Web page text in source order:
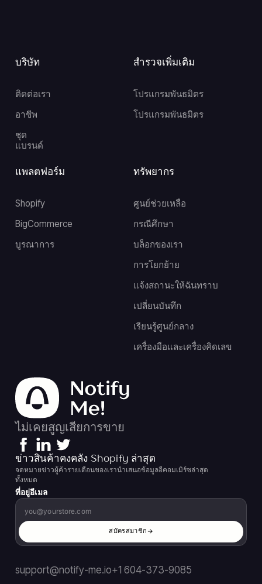
บริษัท
ติดต่อเรา
อาชีพ
ชุด
แบรนด์
ทรัพยากร
ศูนย์ช่วยเหลือ
กรณีศึกษา
บล็อกของเรา
การโยกย้าย
แจ้งสถานะให้ฉันทราบ
เปลี่ยนบันทึก
เรียนรู้ศูนย์กลาง
เครื่องมือและเครื่องคิดเลข
สำรวจเพิ่มเติม
โปรแกรมพันธมิตร
โปรแกรมพันธมิตร
แพลตฟอร์ม
Shopify
BigCommerce
บูรณาการ
ไม่เคยสูญเสียการขาย
ข่าวสินค้าคงคลัง Shopify ล่าสุด
จดหมายข่าวผู้ค้ารายเดือนของเรานำเสนอข้อมูลอีคอมเมิร์ซล่าสุด
ทั้งหมด
ที่อยู่อีเมล
สมัครสมาชิก
support@notify-me.io+1 604-373-9085